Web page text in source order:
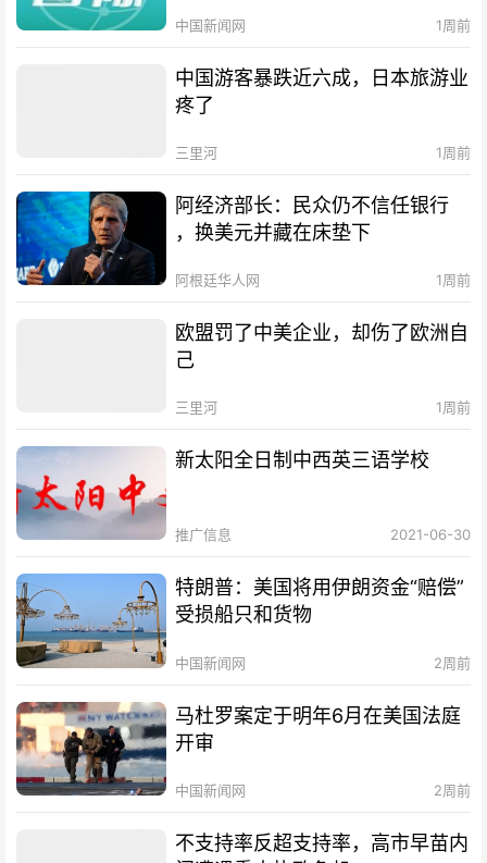
中国新闻网 1周前
中国游客暴跌近六成，日本旅游业
疼了
三里河 1周前
阿经济部长：民众仍不信任银行
，换美元并藏在床垫下
阿根廷华人网 1周前
欧盟罚了中美企业，却伤了欧洲自
己
三里河 1周前
新太阳全日制中西英三语学校
推广信息 2021-06-30
特朗普：美国将用伊朗资金“赔偿”
受损船只和货物
中国新闻网 2周前
马杜罗案定于明年6月在美国法庭
开审
中国新闻网 2周前
不支持率反超支持率，高市早苗内